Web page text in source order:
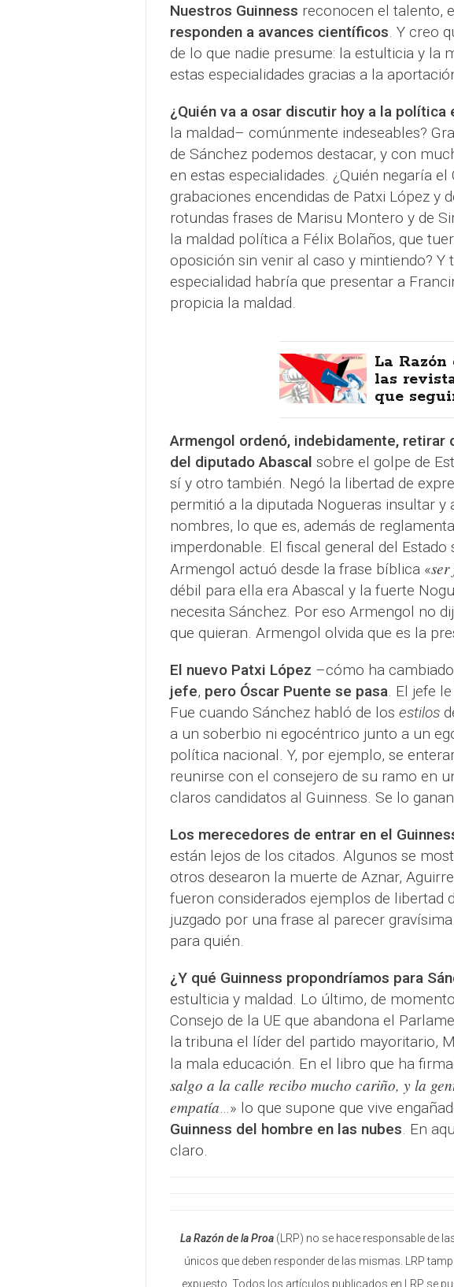
Nuestros Guinness reconocen el talento,
responden a avances científicos. Y creo
de lo que nadie presume: la estulticia y la
estas especialidades gracias a la
¿Quién va a osar discutir hoy a la
la maldad– comúnmente indeseables?
de Sánchez podemos destacar, y con
en estas especialidades. ¿Quién negaría
grabaciones encendidas de Patxi López y
rotundas frases de Marisu Montero y de
la maldad política a Félix Bolaños, que
oposición sin venir al caso y mintiendo?
especialidad habría que presentar a
propicia la maldad.
La Razón
las
que
Armengol ordenó, indebidamente, retirar
del diputado Abascal sobre el golpe de
sí y otro también. Negó la libertad de
permitió a la diputada Nogueras insultar
nombres, lo que es, además de
imperdonable. El fiscal general del
Armengol actuó desde la frase bíblica «
débil para ella era Abascal y la fuerte
necesita Sánchez. Por eso Armengol no
que quieran. Armengol olvida que es la
El nuevo Patxi López –cómo ha
jefe, pero Óscar Puente se pasa. El jefe
Fue cuando Sánchez habló de los estilos
a un soberbio ni egocéntrico junto a un
política nacional. Y, por ejemplo, se
reunirse con el consejero de su ramo en
claros candidatos al Guinness. Se lo
Los merecedores de entrar en el
están lejos de los citados. Algunos se
otros desearon la muerte de Aznar,
fueron considerados ejemplos de libertad
juzgado por una frase al parecer
para quién.
¿Y qué Guinness propondríamos para
estulticia y maldad. Lo último, de
Consejo de la UE que abandona el
la tribuna el líder del partido mayoritario,
la mala educación. En el libro que ha
salgo a la calle recibo mucho cariño, y la
empatía…» lo que supone que vive
Guinness del hombre en las nubes. En
claro.
La Razón de la Proa(LRP) no se hace responsable de
únicos que deben responder de las mismas. LRP
expuesto. Todos los artículos publicados en LRP se